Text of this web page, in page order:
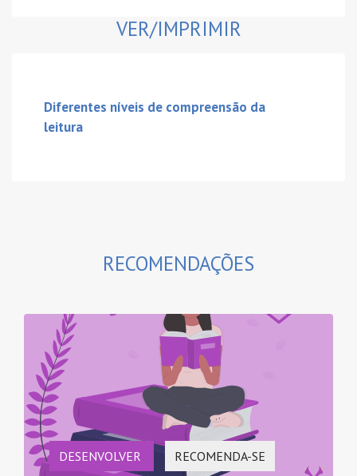
VER/IMPRIMIR
Diferentes níveis de compreensão da
leitura
RECOMENDAÇÕES
DESENVOLVER RECOMENDA-SE